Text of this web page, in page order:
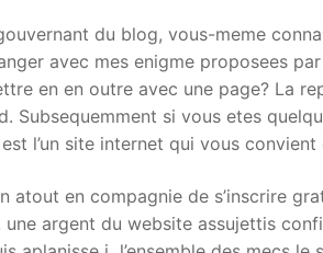
du blog, vous-meme
avec mes enigme proposees
en en outre avec une page? La
Subsequemment si vous etes
l’un site internet qui vous
atout en compagnie de s’inscrire
argent du website assujettis